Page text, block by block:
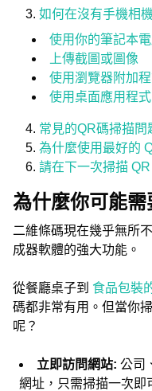
如何在沒有手機相
使用你的筆記本
上傳截圖或圖像
使用瀏覽器附加
使用桌面應用程
常見的QR碼掃描問
為什麼使用最好的
請在下一次掃描
為什麼你可能
二維條碼現在幾乎無所
成器軟體的強大功能。
從餐廳桌子到 食品包裝
碼都非常有用。但當你
呢？
立即訪問網站: 公司
網址，只需掃描一次即